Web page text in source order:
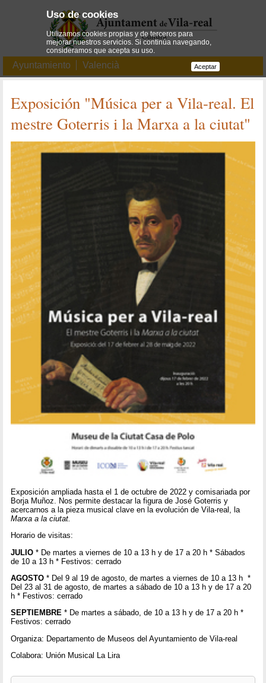
Ayuntamiento Valencià
Exposición "Música per a Vila-real. El
mestre Goterris i la Marxa a la ciutat"
Exposición ampliada hasta el 1 de octubre de 2022 y comisariada por
Borja Muñoz. Nos permite destacar la figura de José Goterris y
acercarnos a la pieza musical clave en la evolución de Vila-real, la
Marxa a la ciutat.
Horario de visitas:
JULIO * De martes a viernes de 10 a 13 h y de 17 a 20 h * Sábados
de 10 a 13 h * Festivos: cerrado
AGOSTO * Del 9 al 19 de agosto, de martes a viernes de 10 a 13 h *
Del 23 al 31 de agosto, de martes a sábado de 10 a 13 h y de 17 a 20
h * Festivos: cerrado
SEPTIEMBRE* De martes a sábado, de 10 a 13 h y de 17 a 20 h *
Festivos: cerrado
Organiza: Departamento de Museos del Ayuntamiento de Vila-real
Colabora: Unión Musical La Lira
Uso de cookies
Utilizamos cookies propias y de terceros para
mejorar nuestros servicios. Si continúa navegando,
consideramos que acepta su uso.
Aceptar